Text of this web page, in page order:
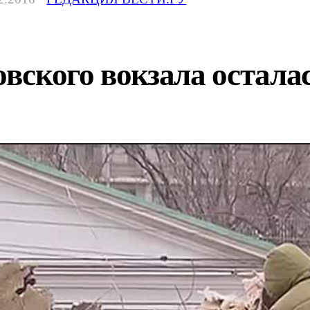
вокзала